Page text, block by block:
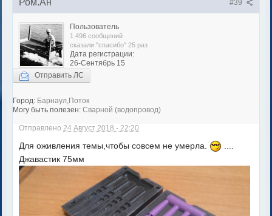
#39
Пользователь
1 496 сообщений
сказали "спасибо" 25 раз
Дата регистрации:
26-Сентябрь 15
Отправить ЛС
Город: Барнаул,Поток
Могу быть полезен: Сварной (водопровод)
Отправлено 24 Август 2018 - 22:20
Для оживления темы,чтобы совсем не умерла.
Джавастик 75мм